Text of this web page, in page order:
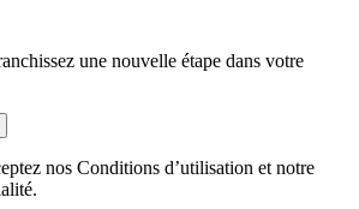
une nouvelle étape dans votre
nos Conditions d’utilisation et notre